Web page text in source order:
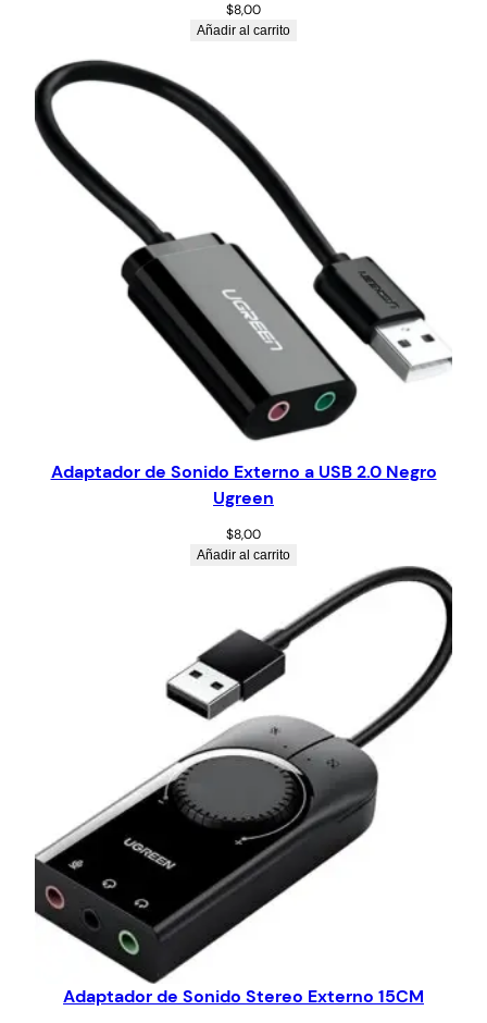
$8,00
Añadir al carrito
Adaptador de Sonido Externo a USB 2.0 Negro
Ugreen
$8,00
Añadir al carrito
Adaptador de Sonido Stereo Externo 15CM